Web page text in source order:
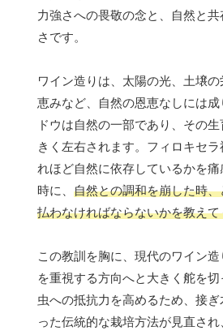
力強さへの畏敬の念と、自然と
さです。
ワイン造りは、太陽の光、土壌
恵みなど、自然の恩恵なしには
ドウは自然の一部であり、その
きく左右されます。フィロキセ
れほど自然に依存しているかを
時に、 自然との調和を崩した時
払わなければならないかを教え
この教訓を胸に、現代のワイン
を重視する方向へと大きく舵を
虫への抵抗力を高めるため、接
った伝統的な栽培方法が見直さ